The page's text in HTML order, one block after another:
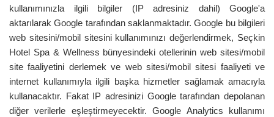
kullanımınızla ilgili bilgiler (IP adresiniz dahil) Google'a
aktarılarak Google tarafından saklanmaktadır. Google bu bilgileri
web sitesini/mobil sitesini kullanımınızı değerlendirmek, Seçkin
Hotel Spa & Wellness bünyesindeki otellerinin web sitesi/mobil
site faaliyetini derlemek ve web sitesi/mobil sitesi faaliyeti ve
internet kullanımıyla ilgili başka hizmetler sağlamak amacıyla
kullanacaktır. Fakat IP adresinizi Google tarafından depolanan
diğer verilerle eşleştirmeyecektir. Google Analytics kullanımı